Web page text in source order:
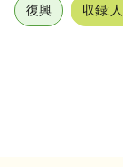
復興 収録: